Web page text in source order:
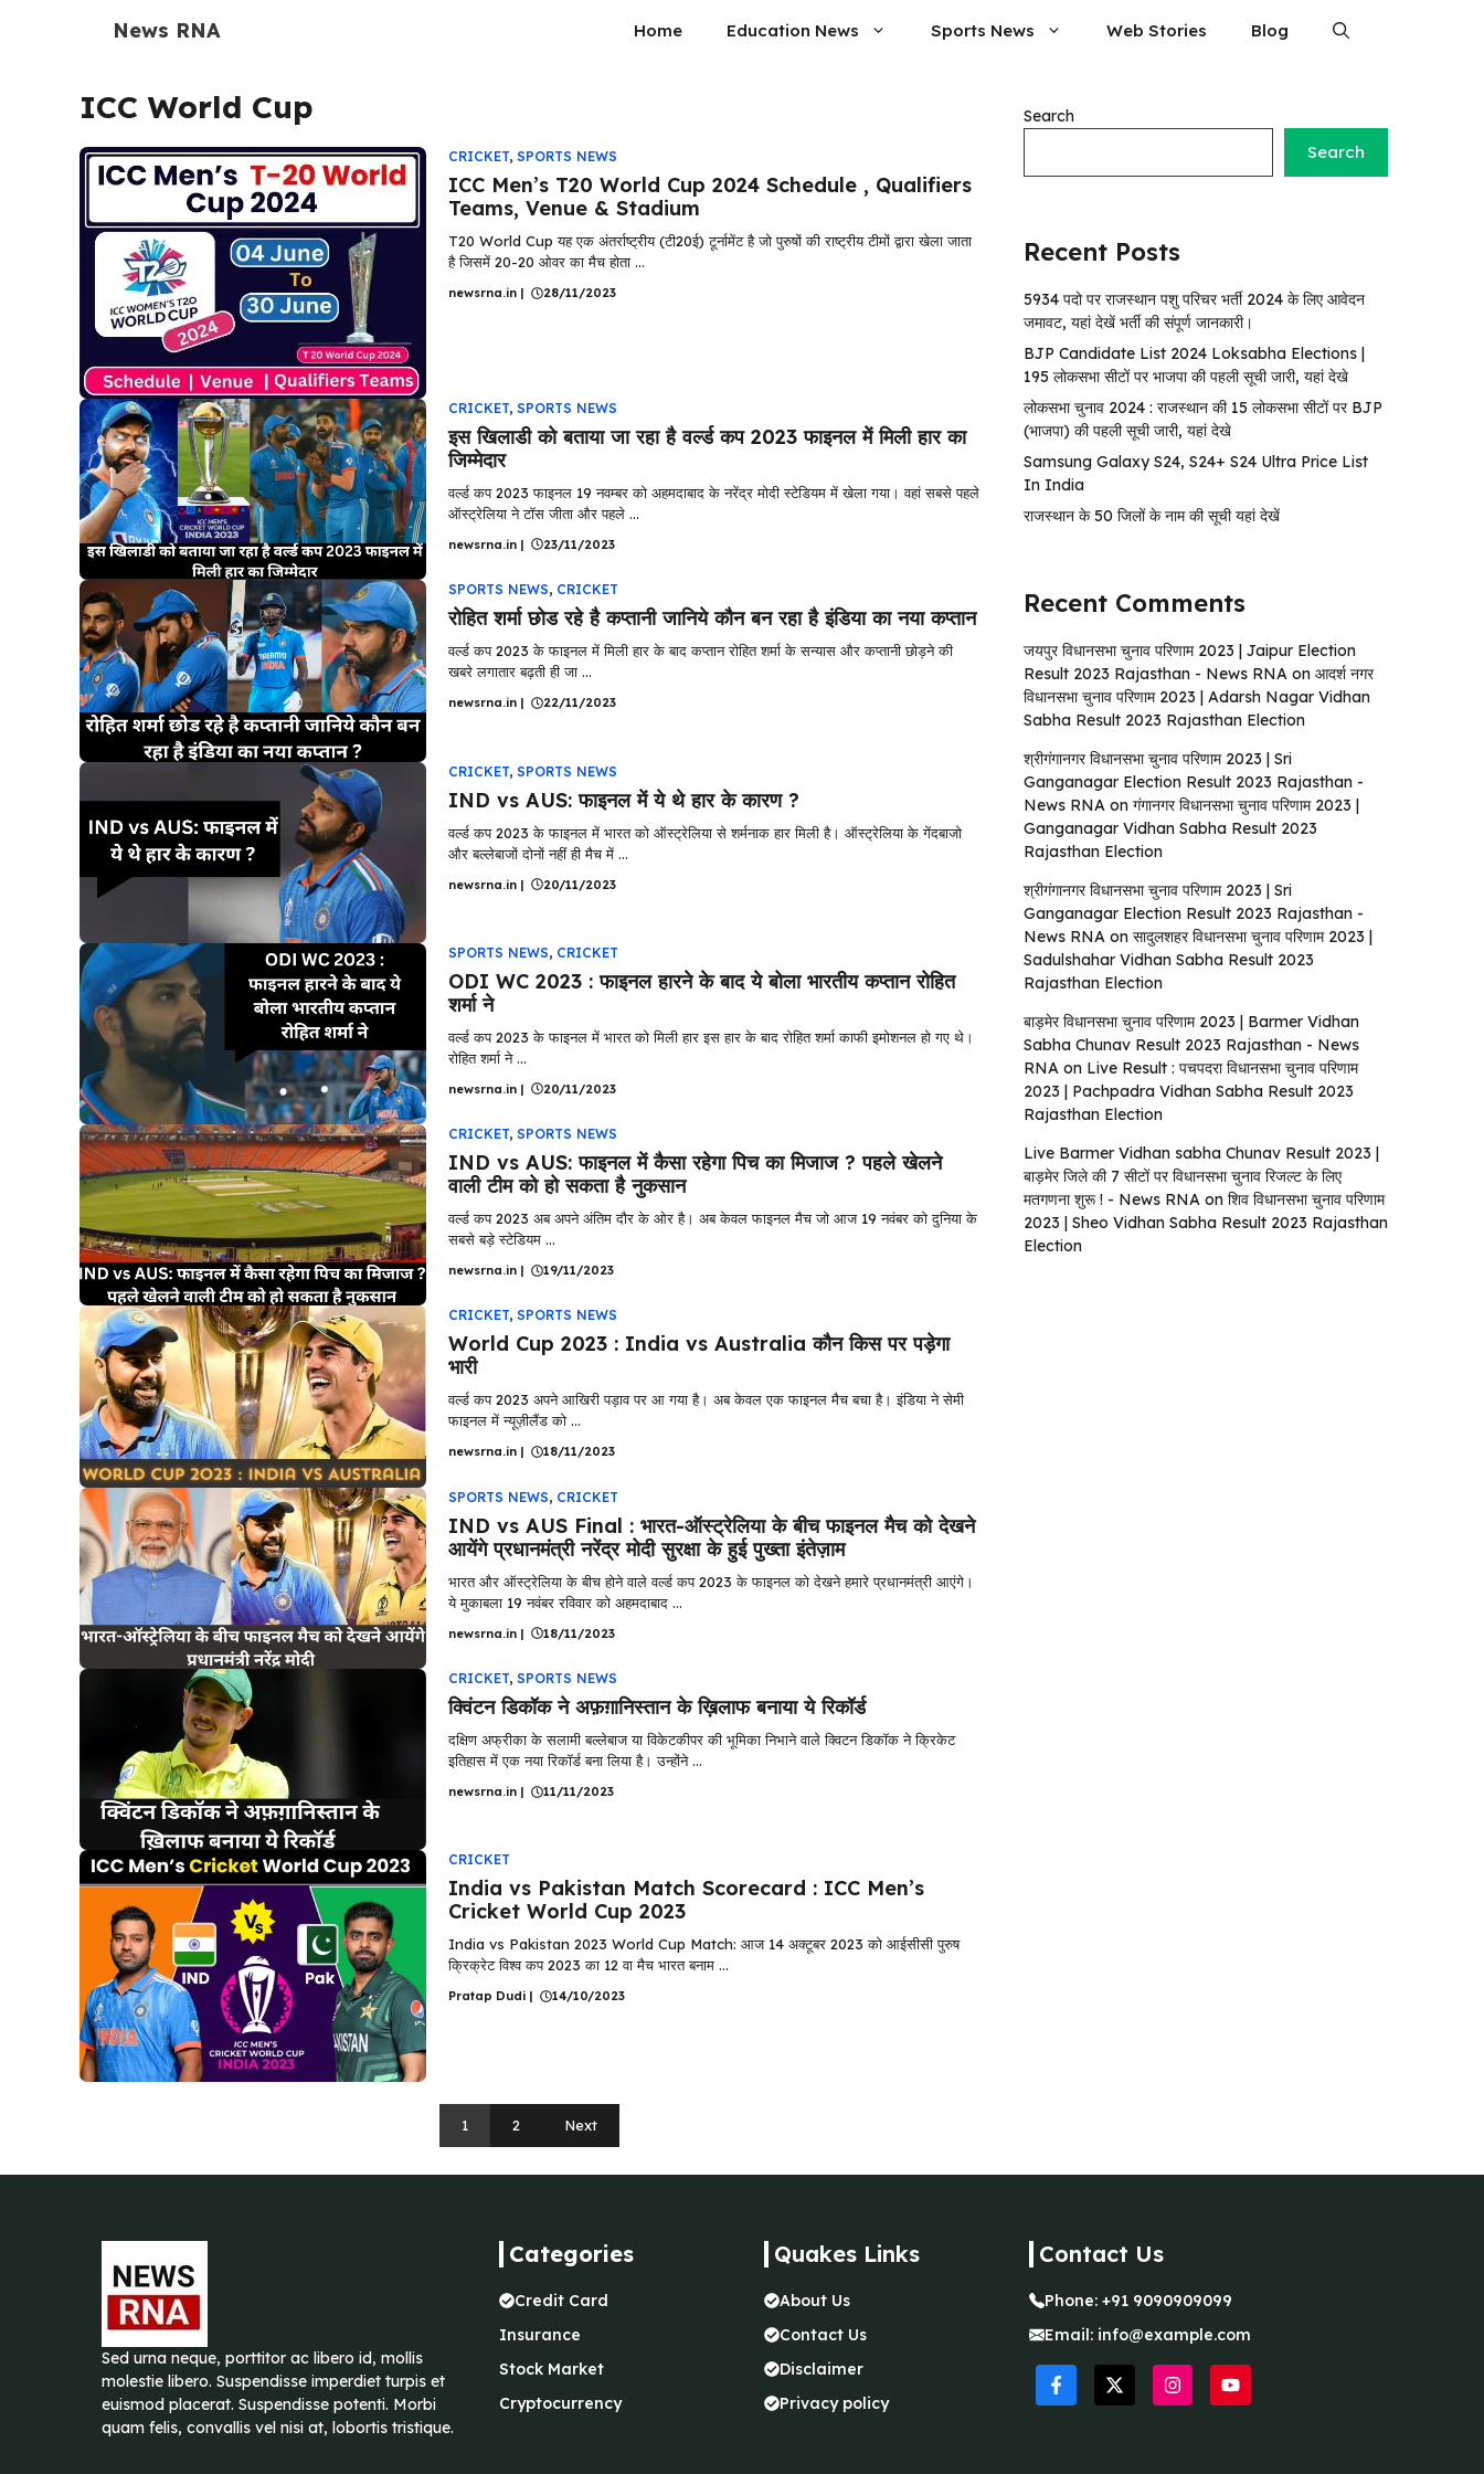
News RNA Home Education News Sports News Web Stories Blog
ICC World Cup
CRICKET, SPORTS NEWS
ICC Men’s T20 World Cup 2024 Schedule , Qualifiers
Teams, Venue & Stadium
T20 World Cup यह एक अंतर्राष्ट्रीय (टी20ई) टूर्नामेंट है जो पुरुषों की राष्ट्रीय टीमों द्वारा खेला जाता
है जिसमें 20-20 ओवर का मैच होता ...
newsrna.in | 28/11/2023
CRICKET, SPORTS NEWS
इस खिलाडी को बताया जा रहा है वर्ल्ड कप 2023 फाइनल में मिली हार का
जिम्मेदार
वर्ल्ड कप 2023 फाइनल 19 नवम्बर को अहमदाबाद के नरेंद्र मोदी स्टेडियम में खेला गया। वहां सबसे पहले
ऑस्ट्रेलिया ने टॉस जीता और पहले ...
newsrna.in | 23/11/2023
SPORTS NEWS, CRICKET
रोहित शर्मा छोड रहे है कप्तानी जानिये कौन बन रहा है इंडिया का नया कप्तान
वर्ल्ड कप 2023 के फाइनल में मिली हार के बाद कप्तान रोहित शर्मा के सन्यास और कप्तानी छोड़ने की
खबरे लगातार बढ़ती ही जा ...
newsrna.in | 22/11/2023
CRICKET, SPORTS NEWS
IND vs AUS: फाइनल में ये थे हार के कारण ?
वर्ल्ड कप 2023 के फाइनल में भारत को ऑस्ट्रेलिया से शर्मनाक हार मिली है। ऑस्ट्रेलिया के गेंदबाजो
और बल्लेबाजों दोनों नहीं ही मैच में ...
newsrna.in | 20/11/2023
SPORTS NEWS, CRICKET
ODI WC 2023 : फाइनल हारने के बाद ये बोला भारतीय कप्तान रोहित
शर्मा ने
वर्ल्ड कप 2023 के फाइनल में भारत को मिली हार इस हार के बाद रोहित शर्मा काफी इमोशनल हो गए थे।
रोहित शर्मा ने ...
newsrna.in | 20/11/2023
CRICKET, SPORTS NEWS
IND vs AUS: फाइनल में कैसा रहेगा पिच का मिजाज ? पहले खेलने
वाली टीम को हो सकता है नुकसान
वर्ल्ड कप 2023 अब अपने अंतिम दौर के ओर है। अब केवल फाइनल मैच जो आज 19 नवंबर को दुनिया के
सबसे बड़े स्टेडियम ...
newsrna.in | 19/11/2023
CRICKET, SPORTS NEWS
World Cup 2023 : India vs Australia कौन किस पर पड़ेगा
भारी
वर्ल्ड कप 2023 अपने आखिरी पड़ाव पर आ गया है। अब केवल एक फाइनल मैच बचा है। इंडिया ने सेमी
फाइनल में न्यूज़ीलैंड को ...
newsrna.in | 18/11/2023
SPORTS NEWS, CRICKET
IND vs AUS Final : भारत-ऑस्‍ट्रेलिया के बीच फाइनल मैच को देखने
आयेंगे प्रधानमंत्री नरेंद्र मोदी सुरक्षा के हुई पुख्ता इंतेज़ाम
भारत और ऑस्ट्रेलिया के बीच होने वाले वर्ल्ड कप 2023 के फाइनल को देखने हमारे प्रधानमंत्री आएंगे।
ये मुकाबला 19 नवंबर रविवार को अहमदाबाद ...
newsrna.in | 18/11/2023
CRICKET, SPORTS NEWS
क्विंटन डिकॉक ने अफ़ग़ानिस्तान के ख़िलाफ बनाया ये रिकॉर्ड
दक्षिण अफ्रीका के सलामी बल्लेबाज या विकेटकीपर की भूमिका निभाने वाले क्विटन डिकॉक ने क्रिकेट
इतिहास में एक नया रिकॉर्ड बना लिया है। उन्होंने ...
newsrna.in | 11/11/2023
CRICKET
India vs Pakistan Match Scorecard : ICC Men’s
Cricket World Cup 2023
India vs Pakistan 2023 World Cup Match: आज 14 अक्टूबर 2023 को आईसीसी पुरुष
क्रिक्रेट विश्व कप 2023 का 12 वा मैच भारत बनाम ...
Pratap Dudi | 14/10/2023
1 2 Next
Search
Search
Recent Posts
5934 पदो पर राजस्थान पशु परिचर भर्ती 2024 के लिए आवेदन
जमावट, यहां देखें भर्ती की संपूर्ण जानकारी।
BJP Candidate List 2024 Loksabha Elections |
195 लोकसभा सीटों पर भाजपा की पहली सूची जारी, यहां देखे
लोकसभा चुनाव 2024 : राजस्थान की 15 लोकसभा सीटों पर BJP
(भाजपा) की पहली सूची जारी, यहां देखे
Samsung Galaxy S24, S24+ S24 Ultra Price List
In India
राजस्थान के 50 जिलों के नाम की सूची यहां देखें
Recent Comments
जयपुर विधानसभा चुनाव परिणाम 2023 | Jaipur Election
Result 2023 Rajasthan - News RNA on आदर्श नगर
विधानसभा चुनाव परिणाम 2023 | Adarsh ​​Nagar Vidhan
Sabha Result 2023 Rajasthan Election
श्रीगंगानगर विधानसभा चुनाव परिणाम 2023 | Sri
Ganganagar Election Result 2023 Rajasthan -
News RNA on गंगानगर विधानसभा चुनाव परिणाम 2023 |
Ganganagar Vidhan Sabha Result 2023
Rajasthan Election
श्रीगंगानगर विधानसभा चुनाव परिणाम 2023 | Sri
Ganganagar Election Result 2023 Rajasthan -
News RNA on सादुलशहर विधानसभा चुनाव परिणाम 2023 |
Sadulshahar Vidhan Sabha Result 2023
Rajasthan Election
बाड़मेर विधानसभा चुनाव परिणाम 2023 | Barmer Vidhan
Sabha Chunav Result 2023 Rajasthan - News
RNA on Live Result : पचपदरा विधानसभा चुनाव परिणाम
2023 | Pachpadra Vidhan Sabha Result 2023
Rajasthan Election
Live Barmer Vidhan sabha Chunav Result 2023 |
बाड़मेर जिले की 7 सीटों पर विधानसभा चुनाव रिजल्ट के लिए
मतगणना शुरू ! - News RNA on शिव विधानसभा चुनाव परिणाम
2023 | Sheo Vidhan Sabha Result 2023 Rajasthan
Election
Sed urna neque, porttitor ac libero id, mollis
molestie libero. Suspendisse imperdiet turpis et
euismod placerat. Suspendisse potenti. Morbi
quam felis, convallis vel nisi at, lobortis tristique.
Categories
Credit Card
Insurance
Stock Market
Cryptocurrency
Quakes Links
About Us
Contact Us
Disclaimer
Privacy policy
Contact Us
Phone: +91 9090909099
Email: info@example.com